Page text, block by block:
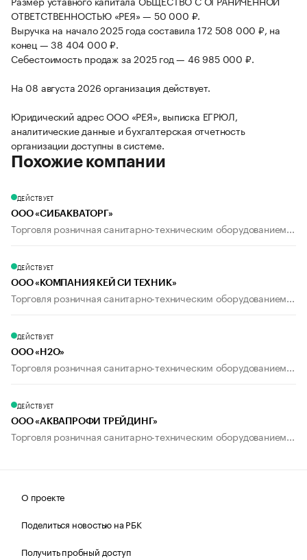
ОТВЕТСТВЕННОСТЬЮ «РЕЯ» — 50 000 ₽.
Выручка на начало 2025 года составила 172 508 000 ₽, на
конец — 38 404 000 ₽.
Себестоимость продаж за 2025 год — 46 985 000 ₽.
На 08 августа 2026 организация действует.
Юридический адрес ООО «РЕЯ», выписка ЕГРЮЛ,
аналитические данные и бухгалтерская отчетность
организации доступны в системе.
Похожие компании
ДЕЙСТВУЕТ
ООО «СИБАКВАТОРГ»
Торговля розничная санитарно-техническим оборудованием...
ДЕЙСТВУЕТ
ООО «КОМПАНИЯ КЕЙ СИ ТЕХНИК»
Торговля розничная санитарно-техническим оборудованием...
ДЕЙСТВУЕТ
ООО «Н2О»
Торговля розничная санитарно-техническим оборудованием...
ДЕЙСТВУЕТ
ООО «АКВАПРОФИ ТРЕЙДИНГ»
Торговля розничная санитарно-техническим оборудованием...
О проекте
Поделиться новостью на РБК
Получить пробный доступ